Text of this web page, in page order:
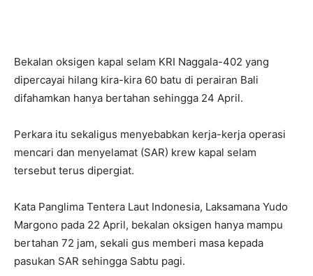
Bekalan oksigen kapal selam KRI Naggala-402 yang
dipercayai hilang kira-kira 60 batu di perairan Bali
difahamkan hanya bertahan sehingga 24 April.
Perkara itu sekaligus menyebabkan kerja-kerja operasi
mencari dan menyelamat (SAR) krew kapal selam
tersebut terus dipergiat.
Kata Panglima Tentera Laut Indonesia, Laksamana Yudo
Margono pada 22 April, bekalan oksigen hanya mampu
bertahan 72 jam, sekali gus memberi masa kepada
pasukan SAR sehingga Sabtu pagi.